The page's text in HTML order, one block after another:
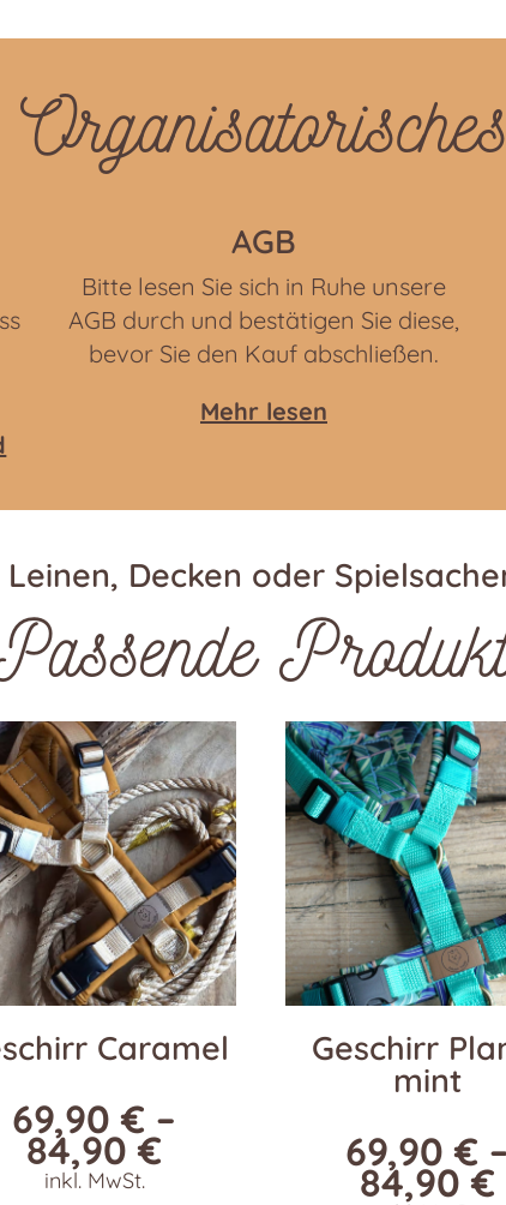
Organisatorisches
AGB
Bitte lesen Sie sich in Ruhe unsere
AGB durch und bestätigen Sie diese,
bevor Sie den Kauf abschließen.
Mehr lesen
Leinen, Decken oder
Caramel
69,90€ –
84,90€
inkl. MwSt.
Geschirr
mint
69,90€ –
84,90€